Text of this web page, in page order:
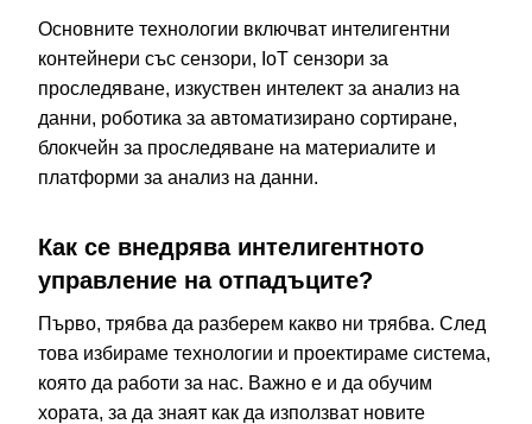
Основните технологии включват интелигентни
контейнери със сензори, IoT сензори за
проследяване, изкуствен интелект за анализ на
данни, роботика за автоматизирано сортиране,
блокчейн за проследяване на материалите и
платформи за анализ на данни.
Как се внедрява интелигентното
управление на отпадъците?
Първо, трябва да разберем какво ни трябва. След
това избираме технологии и проектираме система,
която да работи за нас. Важно е и да обучим
хората, за да знаят как да използват новите